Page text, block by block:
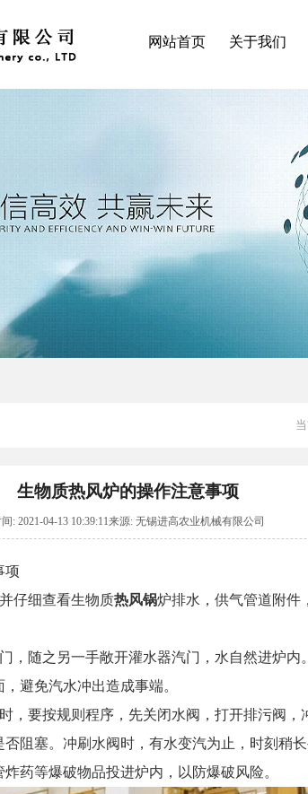
网站首页 关于我们
生物质热风炉的操作注意事项
间: 2021-04-13 10:39:11来源: 无锡进高农业机械有限公司
项
仔细查看生物质热风锅炉排水，供气管道附件
，随之另一手敞开灌水器汽门，水自然进炉内
避免汽水冲出造成事端。
，要按规则程序，先关闭水阀，打开排污阀
阻塞。冲刷水阀时，有水变汽为止，时刻稍
药等爆破物品投进炉内，以防爆破风险。